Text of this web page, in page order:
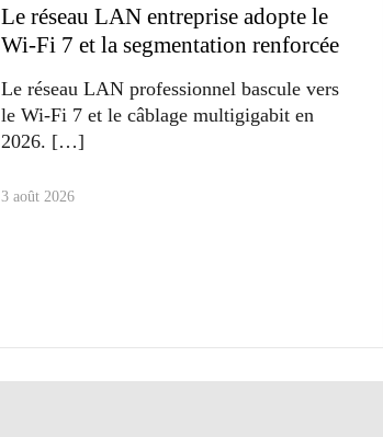
Le réseau LAN entreprise adopte le
Wi-Fi 7 et la segmentation renforcée
Le réseau LAN professionnel bascule vers
le Wi-Fi 7 et le câblage multigigabit en
2026.
3 août 2026